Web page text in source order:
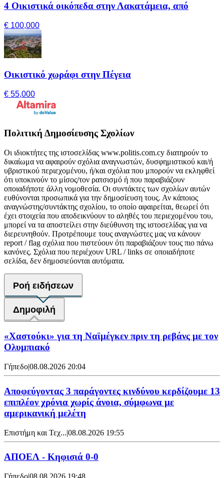
4 Οικιστικά οικόπεδα στην Λακατάμεια, από
€ 100,000
Οικιστικό χωράφι στην Πέγεια
€ 55,000
Πολιτική Δημοσίευσης Σχολίων
Οι ιδιοκτήτες της ιστοσελίδας www.politis.com.cy διατηρούν το
δικαίωμα να αφαιρούν σχόλια αναγνωστών, δυσφημιστικού και/ή
υβριστικού περιεχομένου, ή/και σχόλια που μπορούν να εκληφθεί
ότι υποκινούν το μίσος/τον ρατσισμό ή που παραβιάζουν
οποιαδήποτε άλλη νομοθεσία. Οι συντάκτες των σχολίων αυτών
ευθύνονται προσωπικά για την δημοσίευση τους. Αν κάποιος
αναγνώστης/συντάκτης σχολίου, το οποίο αφαιρείται, θεωρεί ότι
έχει στοιχεία που αποδεικνύουν το αληθές του περιεχομένου του,
μπορεί να τα αποστείλει στην διεύθυνση της ιστοσελίδας για να
διερευνηθούν. Προτρέπουμε τους αναγνώστες μας να κάνουν
report / flag σχόλια που πιστεύουν ότι παραβιάζουν τους πιο πάνω
κανόνες. Σχόλια που περιέχουν URL / links σε οποιαδήποτε
σελίδα, δεν δημοσιεύονται αυτόματα.
Ροή ειδήσεων
Δημοφιλή
«Χαστούκι» για τη Ναϊμέγκεν πριν τη ρεβάνς με τον
Ολυμπιακό
Γήπεδο|08.08.2026 20:04
Αποφεύγοντας 3 παράγοντες κινδύνου κερδίζουμε 13
επιπλέον χρόνια χωρίς άνοια, σύμφωνα με
αμερικανική μελέτη
Επιστήμη και Τεχ...|08.08.2026 19:55
ΑΠΟΕΛ - Κηφισιά 0-0
Γήπεδο|08.08.2026 19:48